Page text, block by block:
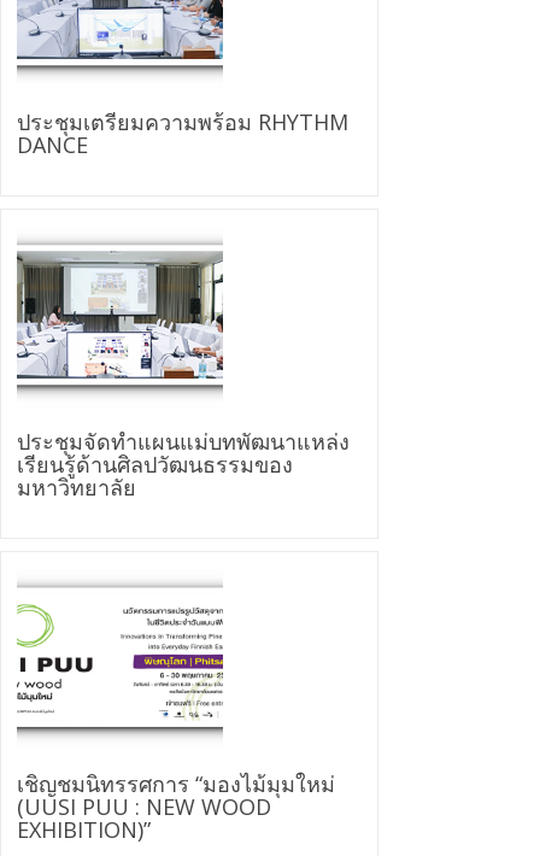
ประชุมเตรียมความพร้อม RHYTHM
DANCE
ประชุมจัดทำแผนแม่บทพัฒนาแหล่ง
เรียนรู้ด้านศิลปวัฒนธรรมของ
มหาวิทยาลัย
เชิญชมนิทรรศการ “มองไม้มุมใหม่
(UUSI PUU : NEW WOOD
EXHIBITION)”